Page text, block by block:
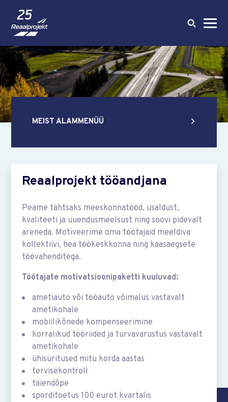
MEIST ALAMMENÜÜ
Ettevõttest
Litsentsid ja tegevusload
Põhiväärtused
Töövahendid
Reaalprojekt tööandjana
Koostöö ja kliendid
Reaalprojekt tööandjana
Peame tähtsaks meeskonnatööd, usaldust,
kvaliteeti ja uuendusmeelsust ning soovi pidevalt
areneda. Motiveerime oma töötajaid meeldiva
kollektiivi, hea töökeskkonna ning kaasaegsete
töövahenditega.
Töötajate motivatsioonipaketti kuuluvad:
ametiauto või tööauto võimalus vastavalt
ametikohale
mobiilikõnede kompenseerimine
korralikud tööriided ja turvavarustus vastavalt
ametikohale
ühisüritused mitu korda aastas
tervisekontroll
täiendõpe
sporditoetus 100 eurot kvartalis